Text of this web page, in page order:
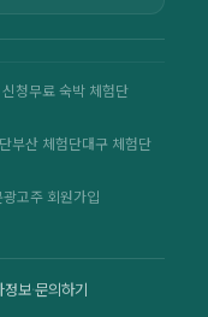
청무료 숙박 체험단
부산 체험단대구 체험단
광고주 회원가입
정보·문의하기